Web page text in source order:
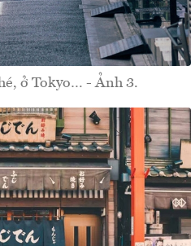
ở Tokyo… - Ảnh 3.